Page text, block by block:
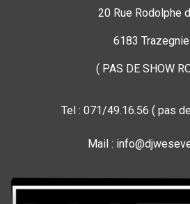
20 Rue Rodolphe
6183
( PAS DE SHOW
Tel : 071/49.16.56 ( pas
Mail :